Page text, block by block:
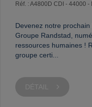
Réf. : A4800D CDI - 44000 -
Devenez notre
Groupe Randstad,
ressources humaines !
groupe certi...
DÉTAIL